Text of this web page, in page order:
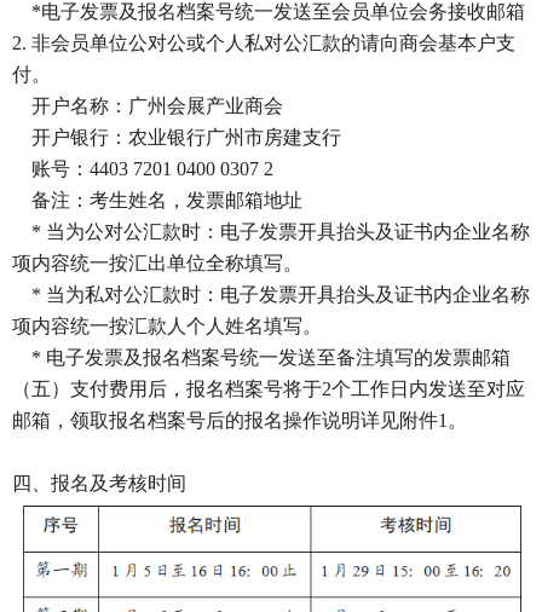
*电子发票及报名档案号统一发送至会员单位会务接收邮箱
2. 非会员单位公对公或个人私对公汇款的请向商会基本户支
付。
开户名称：广州会展产业商会
开户银行：农业银行广州市房建支行
账号：4403 7201 0400 0307 2
备注：考生姓名，发票邮箱地址
* 当为公对公汇款时：电子发票开具抬头及证书内企业名称
项内容统一按汇出单位全称填写。
* 当为私对公汇款时：电子发票开具抬头及证书内企业名称
项内容统一按汇款人个人姓名填写。
* 电子发票及报名档案号统一发送至备注填写的发票邮箱
（五）支付费用后，报名档案号将于2个工作日内发送至对应
邮箱，领取报名档案号后的报名操作说明详见附件1。
四、报名及考核时间